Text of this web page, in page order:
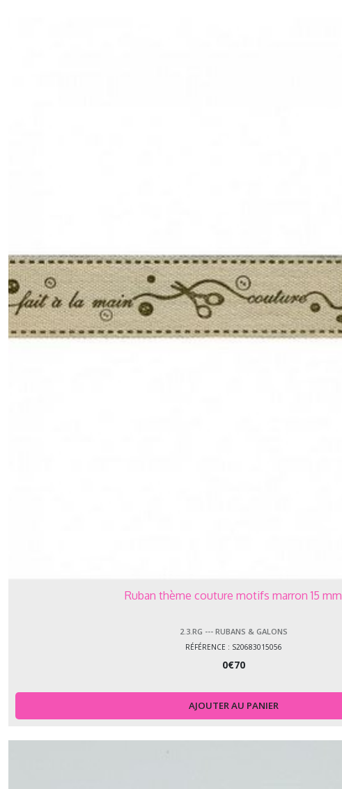
Ruban thème couture motifs marron 15 mm
2.3.RG --- RUBANS & GALONS
RÉFÉRENCE : S20683015056
0€70
AJOUTER AU PANIER